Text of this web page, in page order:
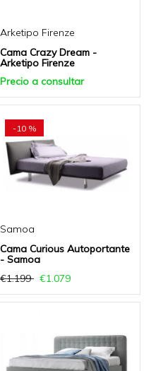
Arketipo Firenze
Cama Crazy Dream -
Arketipo Firenze
Precio a consultar
-10 %
Samoa
Cama Curious Autoportante
- Samoa
€1.199
€1.079